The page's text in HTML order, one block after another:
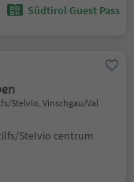
Südtirol Guest Pass
Stelvio, Vinschgau/Val
Stelvio centrum